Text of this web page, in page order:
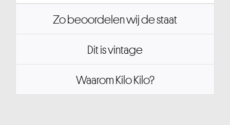
Zo beoordelen wij de staat
Dit is vintage
Waarom Kilo Kilo?